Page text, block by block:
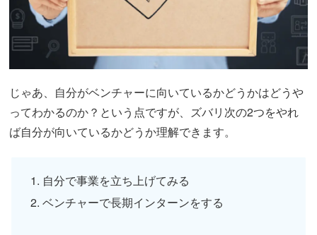
じゃあ、自分がベンチャーに向いているかどうかはどうや
ってわかるのか？という点ですが、ズバリ次の2つをやれ
ば自分が向いているかどうか理解できます。
自分で事業を立ち上げてみる
ベンチャーで長期インターンをする